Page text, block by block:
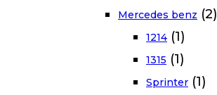
Mercedes benz (2)
1214 (1)
1315 (1)
Sprinter (1)